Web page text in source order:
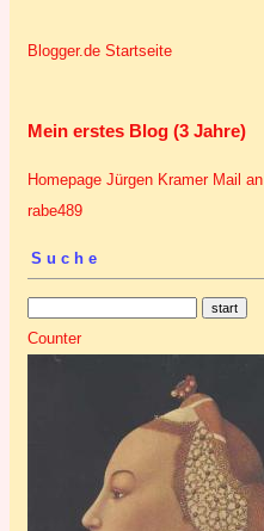
Blogger.de Startseite
Mein erstes Blog (3 Jahre)
Homepage Jürgen Kramer Mail an
rabe489
Suche
Counter